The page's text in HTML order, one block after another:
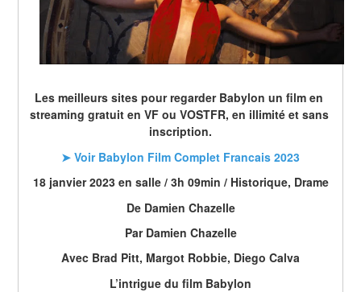
Les meilleurs sites pour regarder Babylon un film en
streaming gratuit en VF ou VOSTFR, en illimité et sans
inscription.
➤ Voir Babylon Film Complet Francais 2023
18 janvier 2023 en salle / 3h 09min / Historique, Drame
De Damien Chazelle
Par Damien Chazelle
Avec Brad Pitt, Margot Robbie, Diego Calva
L’intrigue du film Babylon